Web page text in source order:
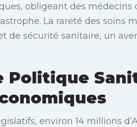
obligeant des médecins
La rareté des soins
de sécurité sanitaire, un
Politique
environ 14 millions